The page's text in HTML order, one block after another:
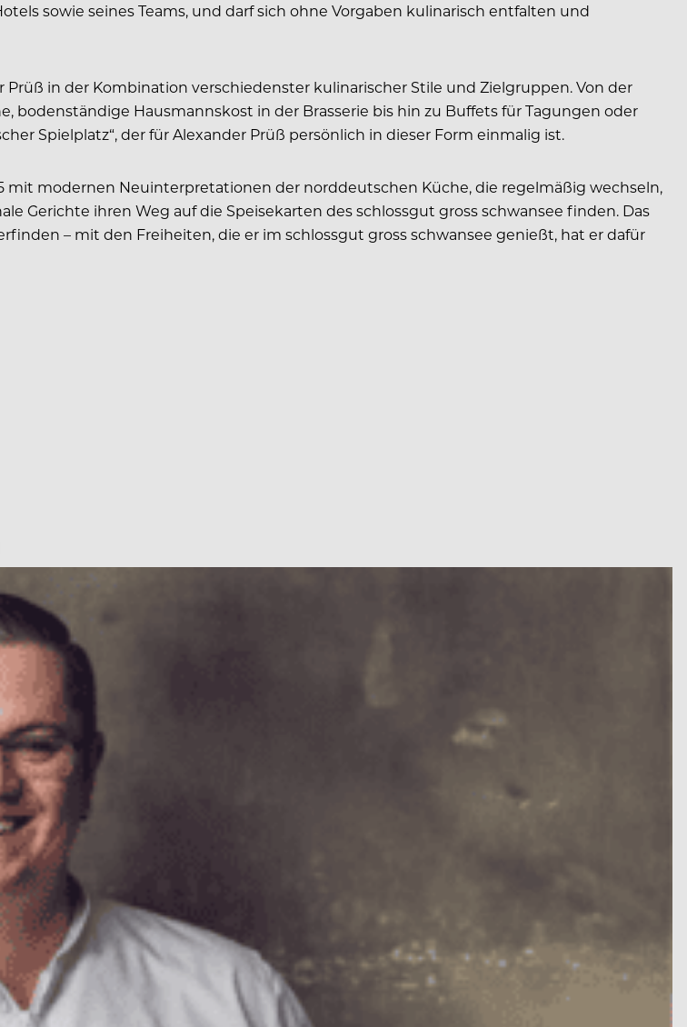
sowie seines Teams, und darf sich ohne Vorgaben kulinarisch entfalten und
in der Kombination verschiedenster kulinarischer Stile und Zielgruppen. Von der
bodenständige Hausmannskost in der Brasserie bis hin zu Buffets für Tagungen oder
Spielplatz“, der für Alexander Prüß persönlich in dieser Form einmalig ist.
mit modernen Neuinterpretationen der norddeutschen Küche, die regelmäßig wechseln,
Gerichte ihren Weg auf die Speisekarten des schlossgut gross schwansee finden. Das
– mit den Freiheiten, die er im schlossgut gross schwansee genießt, hat er dafür